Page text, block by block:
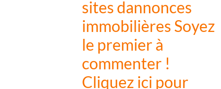
sites dannonces
immobilières Soyez
le premier à
commenter !
Cliquez ici pour